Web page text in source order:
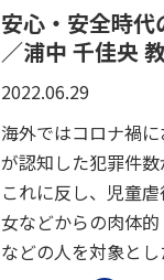
安心・安全時
／浦中 千佳央
2022.06.29
海外ではコロナ禍
が認知した犯罪件
これに反し、児童
女などからの肉体
などの人を対象と